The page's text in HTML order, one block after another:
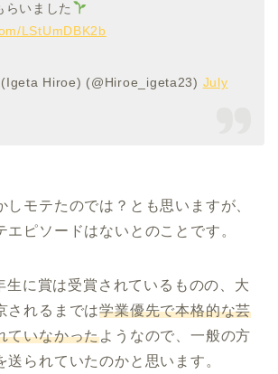
らいました
LStUmDBK2b
Hiroe) (@Hiroe_igeta23) July
しモテたのでは？とも思いますが、
エピソードはないとのことです。
生に賞は受賞されているものの、大
されるまでは学業優先で本格的な芸
ていなかったようなので、一般の方
送られていたのかと思います。